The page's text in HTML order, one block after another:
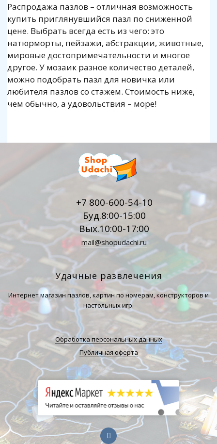
Распродажа пазлов – отличная возможность
купить приглянувшийся пазл по сниженной
цене. Выбрать всегда есть из чего: это
натюрморты, пейзажи, абстракции, животные,
мировые достопримечательности и многое
другое. У мозаик разное количество деталей,
можно подобрать пазл для новичка или
любителя пазлов со стажем. Стоимость ниже,
чем обычно, а удовольствия – море!
+7 800-600-54-10
Буд.8:00-15:00
Вых.10:00-17:00
mail@shopudachi.ru
Удачные развлечения
Интернет магазин пазлов, картин по номерам, конструкторов и
настольных игр.
Обработка персональных данных
Публичная оферта